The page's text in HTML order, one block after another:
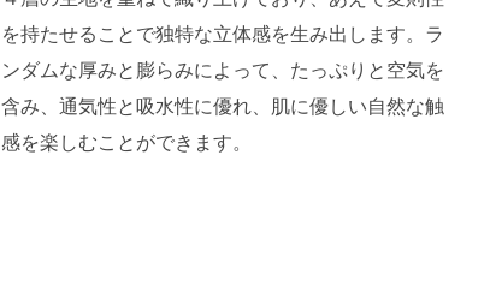
を持たせることで独特な立体感を生み出します。ラ
ンダムな厚みと膨らみによって、たっぷりと空気を
含み、通気性と吸水性に優れ、肌に優しい自然な触
感を楽しむことができます。